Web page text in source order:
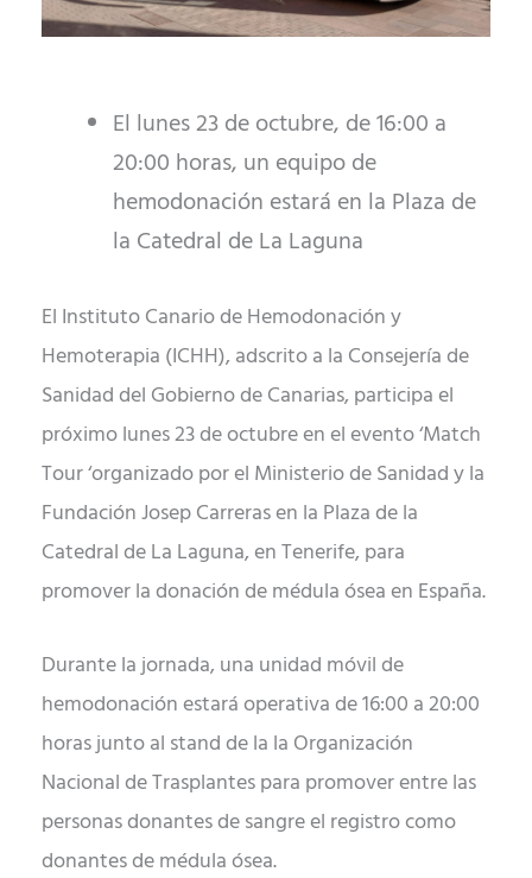
El lunes 23 de octubre, de 16:00 a
20:00 horas, un equipo de
hemodonación estará en la Plaza de
la Catedral de La Laguna
El Instituto Canario de Hemodonación y
Hemoterapia (ICHH), adscrito a la Consejería de
Sanidad del Gobierno de Canarias, participa el
próximo lunes 23 de octubre en el evento ‘Match
Tour ‘organizado por el Ministerio de Sanidad y la
Fundación Josep Carreras en la Plaza de la
Catedral de La Laguna, en Tenerife, para
promover la donación de médula ósea en España.
Durante la jornada, una unidad móvil de
hemodonación estará operativa de 16:00 a 20:00
horas junto al stand de la la Organización
Nacional de Trasplantes para promover entre las
personas donantes de sangre el registro como
donantes de médula ósea.